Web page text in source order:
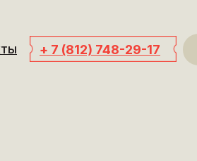
+ 7 (812) 748-29-17